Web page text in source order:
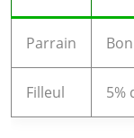
Parrain
Filleul 5%